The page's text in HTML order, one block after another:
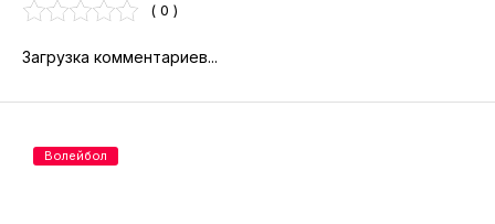
( 0 )
Загрузка комментариев...
Волейбол